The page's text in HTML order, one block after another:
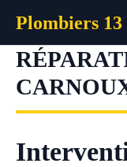
contenu
Plombiers 13